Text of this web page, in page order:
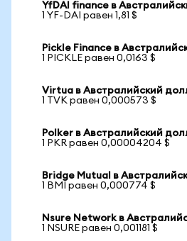
YfDAI finance в
1 YF-DAI равен 1,81 $
Pickle Finance в
1 PICKLE равен 0,0163 $
Virtua в Австралийский
1 TVK равен 0,000573 $
Polker в Австралийский
1 PKR равен 0,00004204 $
Bridge Mutual в
1 BMI равен 0,000774 $
Nsure Network в
1 NSURE равен 0,001181 $